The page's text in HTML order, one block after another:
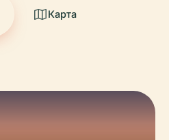
Карта